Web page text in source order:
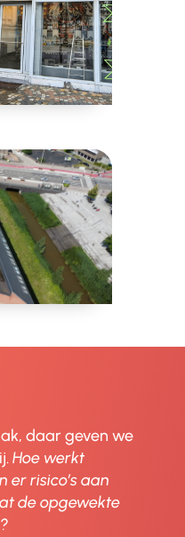
daar geven we
Hoe werkt
er risico’s aan
de opgewekte